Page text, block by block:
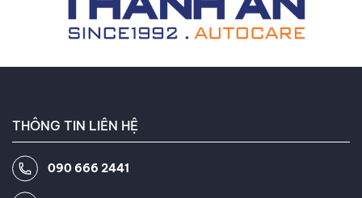
suất tối ưu cho từng điều kiện lái
xe và loại xe cụ thể. Tôi là một
những kiến thức và công nghệ
hàng thường xuyên khen ngợi khả
THÔNG TIN LIÊN HỆ
090 666 2441